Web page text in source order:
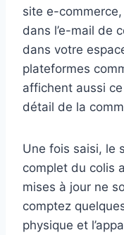
site e-
dans l’e-mail de
dans votre
plateformes
affichent aussi
détail de la
Une fois saisi, le
complet du colis
mises à jour ne
comptez
physique et